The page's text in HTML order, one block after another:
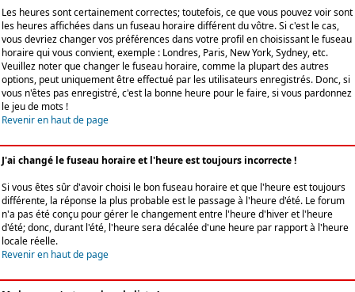
Les heures sont certainement correctes; toutefois, ce que vous pouvez voir sont
les heures affichées dans un fuseau horaire différent du vôtre. Si c'est le cas,
vous devriez changer vos préférences dans votre profil en choisissant le fuseau
horaire qui vous convient, exemple : Londres, Paris, New York, Sydney, etc.
Veuillez noter que changer le fuseau horaire, comme la plupart des autres
options, peut uniquement être effectué par les utilisateurs enregistrés. Donc, si
vous n'êtes pas enregistré, c'est la bonne heure pour le faire, si vous pardonnez
le jeu de mots !
Revenir en haut de page
J'ai changé le fuseau horaire et l'heure est toujours incorrecte !
Si vous êtes sûr d'avoir choisi le bon fuseau horaire et que l'heure est toujours
différente, la réponse la plus probable est le passage à l'heure d'été. Le forum
n'a pas été conçu pour gérer le changement entre l'heure d'hiver et l'heure
d'été; donc, durant l'été, l'heure sera décalée d'une heure par rapport à l'heure
locale réelle.
Revenir en haut de page